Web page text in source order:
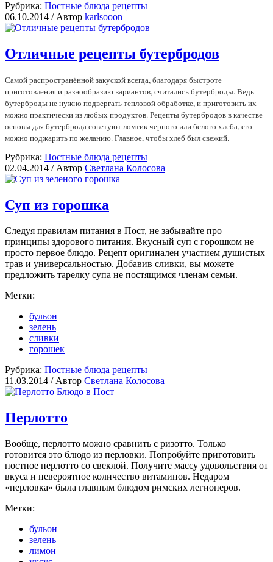
Рубрика: Постные блюда рецепты
06.10.2014 / Автор karlsooon
Отличные рецепты бутербродов
Самой распространённой закуской всегда, благодаря быстроте
приготовления и разнообразию вариантов, считались бутерброды. Ведь
бутерброды не нужно подвергать тепловой обработке, и приготовить их
можно практически из любых продуктов. Рецепты бутербродов в качестве
основы для бутерброда советуют ломтик черного или белого хлеба, его
можно поджарить по желанию. Главное, чтобы хлеб был свежий.
Рубрика: Постные блюда рецепты
02.04.2014 / Автор Светлана Колосова
Суп из горошка
Следуя правилам питания в Пост, не забывайте про
принципы здорового питания. Вкусный суп с горошком не
просто первое блюдо. Рецепт оригинален участием душистых
трав и универсальностью. Добавив сливки, вы можете
предложить тарелку супа не постящимся членам семьи.
Метки:
бульон
зелень
сливки
горошек
Рубрика: Постные блюда рецепты
11.03.2014 / Автор Светлана Колосова
Перлотто
Вообще, перлотто можно сравнить с ризотто. Только
готовится это блюдо из перловки. Попробуйте приготовить
постное перлотто со свеклой. Получите массу удовольствия от
вкуса и невероятное количество витаминов. Недаром
«перловка» была главным блюдом римских легионеров.
Метки:
бульон
зелень
лимон